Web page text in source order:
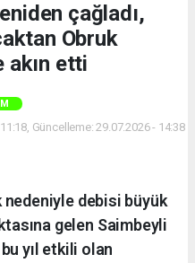
çağladı,
Obruk
akın etti
Güncelleme: 29.07.2026 - 14:38
nedeniyle debisi büyük
gelen Saimbeyli
yıl etkili olan